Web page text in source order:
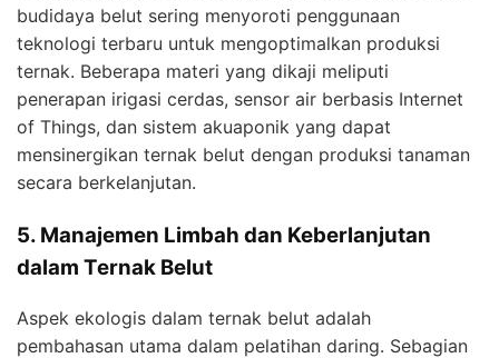
budidaya belut sering menyoroti penggunaan
teknologi terbaru untuk mengoptimalkan produksi
ternak. Beberapa materi yang dikaji meliputi
penerapan irigasi cerdas, sensor air berbasis Internet
of Things, dan sistem akuaponik yang dapat
mensinergikan ternak belut dengan produksi tanaman
secara berkelanjutan.
5. Manajemen Limbah dan Keberlanjutan
dalam Ternak Belut
Aspek ekologis dalam ternak belut adalah
pembahasan utama dalam pelatihan daring. Sebagian